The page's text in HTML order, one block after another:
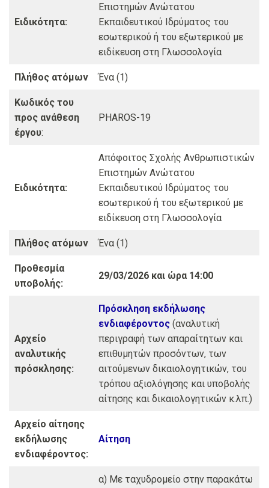
Ειδικότητα:
Επιστημών Ανώτατου
Εκπαιδευτικού Ιδρύματος του
εσωτερικού ή του εξωτερικού με
ειδίκευση στη Γλωσσολογία
Πλήθος ατόμων Ένα (1)
Κωδικός του
προς ανάθεση
έργου:
PHAROS-19
Ειδικότητα:
Απόφοιτος Σχολής Ανθρωπιστικών
Επιστημών Ανώτατου
Εκπαιδευτικού Ιδρύματος του
εσωτερικού ή του εξωτερικού με
ειδίκευση στη Γλωσσολογία
Πλήθος ατόμων Ένα (1)
Προθεσμία
υποβολής:
29/03/2026 και ώρα 14:00
Αρχείο
αναλυτικής
πρόσκλησης:
Πρόσκληση εκδήλωσης
ενδιαφέροντος (αναλυτική
περιγραφή των απαραίτητων και
επιθυμητών προσόντων, των
αιτούμενων δικαιολογητικών, του
τρόπου αξιολόγησης και υποβολής
αίτησης και δικαιολογητικών κ.λπ.)
Αρχείο αίτησης
εκδήλωσης
ενδιαφέροντος:
Αίτηση
α) Με ταχυδρομείο στην παρακάτω